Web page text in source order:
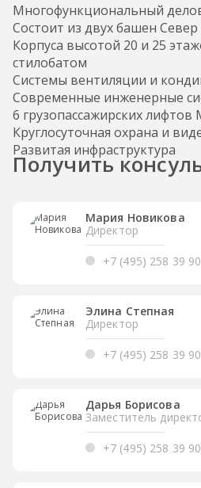
Многофункциональный
Состоит из двух башен
Корпуса высотой 20 и 25
стилобатом
Системы вентиляции и
Современные инженерные
6 грузопассажирских лифтов
Круглосуточная охрана и
Развитая инфраструктура
Получить
Мария Новикова
Директор
+7 (495) 258 39 90
Элина Степная
Директор
+7 (495) 258 39 90
Дарья Борисова
Заместитель
+7 (495) 258 39 90